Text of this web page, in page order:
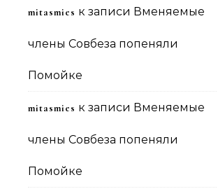
mitasmies к записи Вменяемые
члены Совбеза попеняли
Помойке
mitasmies к записи Вменяемые
члены Совбеза попеняли
Помойке